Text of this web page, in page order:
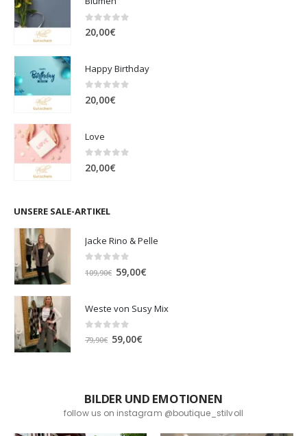
0 out of 5
20,00€
Happy Birthday
0 out of 5
20,00€
Love
0 out of 5
20,00€
UNSERE SALE-ARTIKEL
Jacke Rino & Pelle
out of 5
109,90€ Ursprünglicher
109,90€
59,00€
59,00€.
Weste von Susy Mix
out of 5
79,90€ Ursprünglicher
59,00€
BILDER UND EMOTIONEN
follow us on instagram @boutique_stilvoll